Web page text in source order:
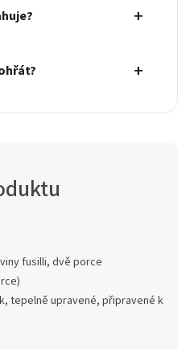
fusilli, dvě porce
tepelně upravené, připravené k